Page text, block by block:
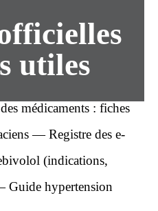
utiles
médicaments : fiches
— Registre des e-
(indications,
Guide hypertension